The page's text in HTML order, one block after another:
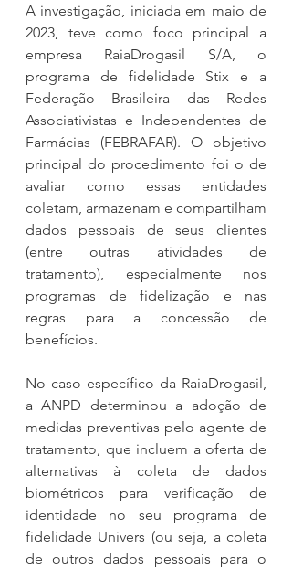
A investigação, iniciada em maio de
2023, teve como foco principal a
empresa RaiaDrogasil S/A, o
programa de fidelidade Stix e a
Federação Brasileira das Redes
Associativistas e Independentes de
Farmácias (FEBRAFAR). O objetivo
principal do procedimento foi o de
avaliar como essas entidades
coletam, armazenam e compartilham
dados pessoais de seus clientes
(entre outras atividades de
tratamento), especialmente nos
programas de fidelização e nas
regras para a concessão de
benefícios.
No caso específico da RaiaDrogasil,
a ANPD determinou a adoção de
medidas preventivas pelo agente de
tratamento, que incluem a oferta de
alternativas à coleta de dados
biométricos para verificação de
identidade no seu programa de
fidelidade Univers (ou seja, a coleta
de outros dados pessoais para o